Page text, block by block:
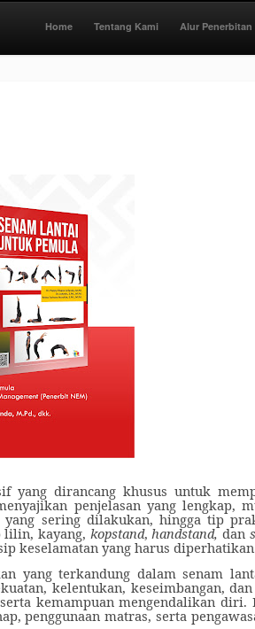
Home Tentang Kami Alur Penerbitan
yang dirancang khusus untuk
penjelasan yang lengkap,
yang sering dilakukan, hingga tip
lilin, kayang, kopstand,handstand,dan
keselamatan yang harus
yang terkandung dalam senam
kelentukan, keseimbangan,
kemampuan mengendalikan
penggunaan matras, serta